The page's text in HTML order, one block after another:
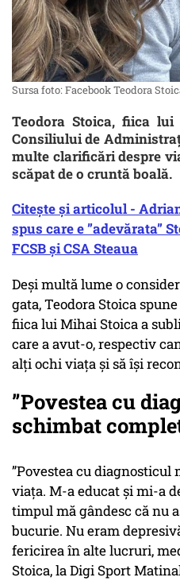
Sursa foto: Facebook Teodora
Teodora Stoica, fiica lui
Consiliului de
multe clarificări despre
scăpat de o cruntă boală.
Citește și articolul -
spus care e ”adevărata”
FCSB și CSA Steaua
Deși multă lume o
gata, Teodora Stoica
fiica lui Mihai Stoica a
care a avut-o, respectiv
alți ochi viața și să își
”Povestea cu
schimbat
”Povestea cu
viața. M-a educat și mi-a
timpul mă gândesc că nu
bucurie. Nu eram
fericirea în alte lucruri,
Stoica, la Digi Sport